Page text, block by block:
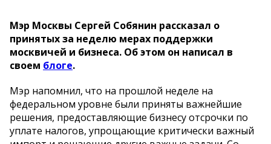
Мэр Москвы Сергей Собянин рассказал о
принятых за неделю мерах поддержки
москвичей и бизнеса. Об этом он написал в
своем блоге.
Мэр напомнил, что на прошлой неделе на
федеральном уровне были приняты важнейшие
решения, предоставляющие бизнесу отсрочки по
уплате налогов, упрощающие критически важный